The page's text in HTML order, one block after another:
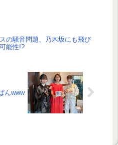
の騒音問題、乃木坂にも飛び
能性!?
んwww